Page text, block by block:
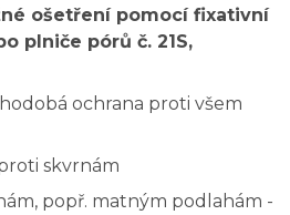
ošetření pomocí fixativní
plniče pórů č. 21S,
ochrana proti všem
skvrnám
popř. matným podlahám -